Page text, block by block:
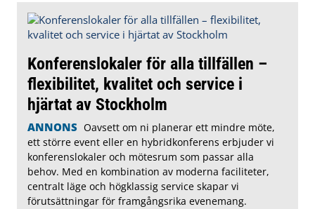
Konferenslokaler för alla tillfällen –
flexibilitet, kvalitet och service i
hjärtat av Stockholm
ANNONS Oavsett om ni planerar ett mindre möte,
ett större event eller en hybridkonferens erbjuder vi
konferenslokaler och mötesrum som passar alla
behov. Med en kombination av moderna faciliteter,
centralt läge och högklassig service skapar vi
förutsättningar för framgångsrika evenemang.